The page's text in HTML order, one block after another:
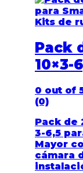
Kits de
Pack
10×3-
0 out of
(0)
Pack de
3-6,5
Mayor
cámara